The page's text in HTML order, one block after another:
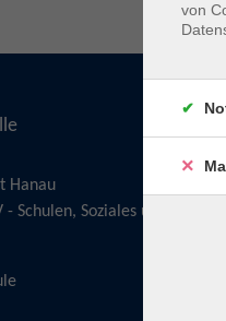
Hanau
Schulen, Soziales und
von